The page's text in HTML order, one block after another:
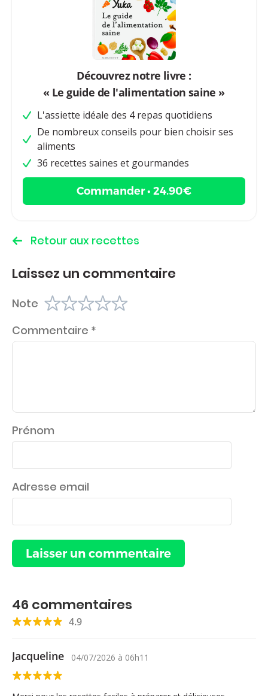
Découvrez notre livre :
« Le guide de l'alimentation saine »
L'assiette idéale des 4 repas quotidiens
De nombreux conseils pour bien choisir ses
aliments
36 recettes saines et gourmandes
Commander • 24.90€
Retour aux recettes
Laissez un commentaire
Note
Commentaire *
Prénom
Adresse email
46commentaires
4.9
Jacqueline 04/07/2026 à 06h11